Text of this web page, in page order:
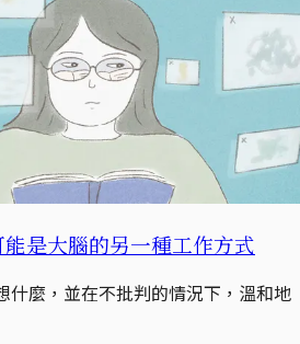
是大腦的另一種工作方式
什麼，並在不批判的情況下，溫和地